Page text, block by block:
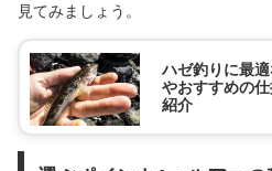
見てみましょう。
ハゼ釣りに最
やおすすめの
紹介